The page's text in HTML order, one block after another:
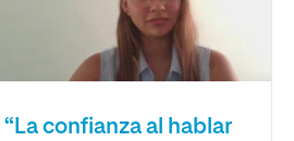
confianza al hablar